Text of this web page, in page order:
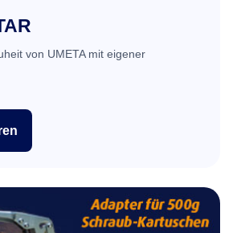
von UMETA mit eigener